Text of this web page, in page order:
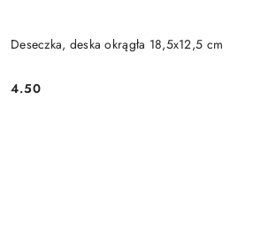
Deseczka, deska okrągła 18,5x12,5 cm
Cena:
4.50